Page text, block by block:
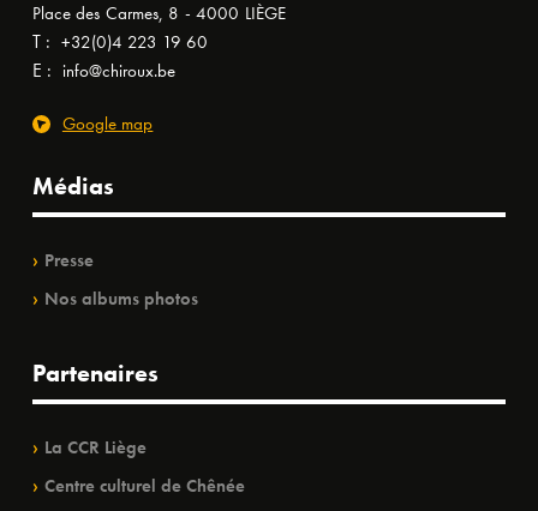
Place des Carmes, 8 - 4000 LIÈGE
T : +32(0)4 223 19 60
E : info@chiroux.be
Google map
Médias
Presse
Nos albums photos
Partenaires
La CCR Liège
Centre culturel de Chênée